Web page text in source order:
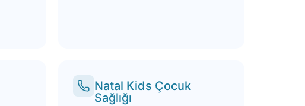
Natal Kids Çocuk
Sağlığı